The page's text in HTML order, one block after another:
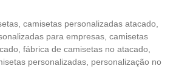
, camisetas personalizadas atacado,
para empresas, camisetas
, fábrica de camisetas no atacado,
personalizadas, personalização no